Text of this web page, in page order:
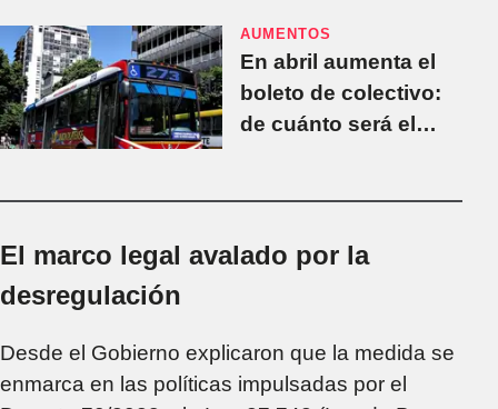
AUMENTOS
En abril aumenta el
boleto de colectivo:
de cuánto será el
El marco legal avalado por la
desregulación
Desde el Gobierno explicaron que la medida se
enmarca en las políticas impulsadas por el